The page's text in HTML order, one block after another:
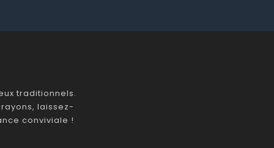
traditionnels.
laissez-
conviviale !